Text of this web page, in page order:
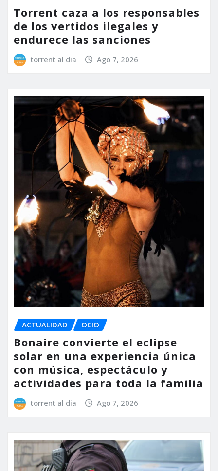
Torrent caza a los responsables
de los vertidos ilegales y
endurece las sanciones
torrent al dia Ago 7, 2026
ACTUALIDAD OCIO
Bonaire convierte el eclipse
solar en una experiencia única
con música, espectáculo y
actividades para toda la familia
torrent al dia Ago 7, 2026